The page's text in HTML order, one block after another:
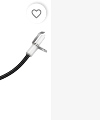
favorite_border